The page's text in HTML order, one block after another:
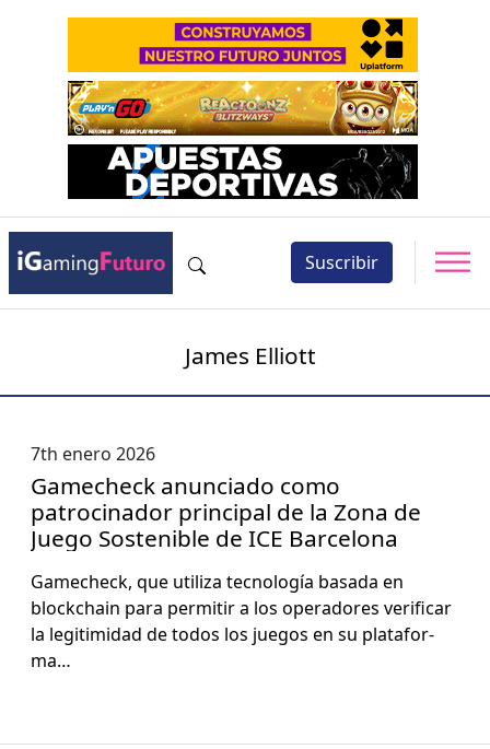
Suscribir
James Elliott
7th enero 2026
Gamecheck anunciado como
patrocinador principal de la Zona de
Juego Sostenible de ICE Barcelona
Gamecheck, que uti­liza tec­nología basa­da en
blockchain para per­mi­tir a los oper­adores ver­i­ficar
la legit­im­i­dad de todos los jue­gos en su platafor­
ma…